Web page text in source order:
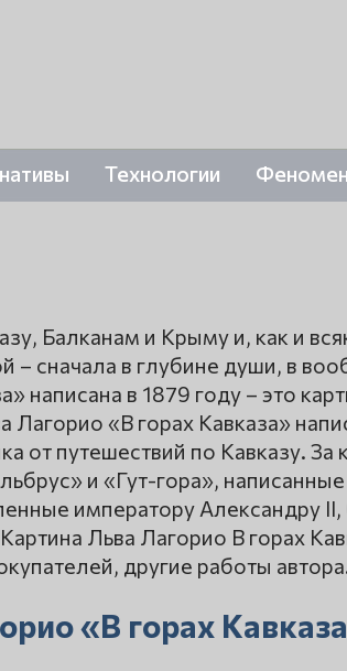
Технологии Феномен
Балканам и Крыму и, как и
– сначала в глубине души, в
написана в 1879 году – это
Лагорио «В горах Кавказа»
от путешествий по Кавказу. За
и «Гут-гора»,
императору Александру
Льва Лагорио В горах
другие работы
«В горах